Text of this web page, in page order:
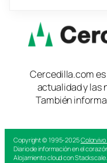
Cercedilla.com
actualidad y las
También
Copyright © 1995-2025
Diario de información en el
Alojamiento cloud con Stackscale.